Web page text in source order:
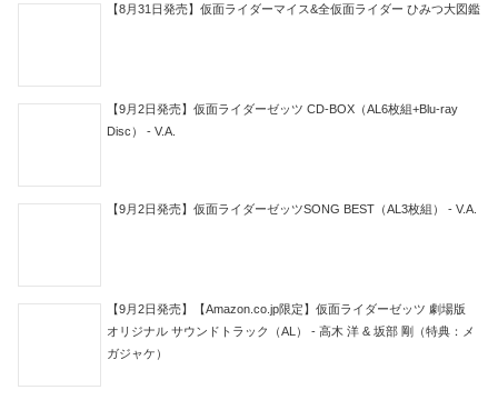
【8月31日発売】仮面ライダーマイス&全仮面ライダー ひみつ大図鑑
【9月2日発売】仮面ライダーゼッツ CD-BOX（AL6枚組+Blu-ray
Disc） - V.A.
【9月2日発売】仮面ライダーゼッツSONG BEST（AL3枚組） - V.A.
【9月2日発売】【Amazon.co.jp限定】仮面ライダーゼッツ 劇場版
オリジナル サウンドトラック（AL） - 高木 洋 & 坂部 剛（特典：メ
ガジャケ）